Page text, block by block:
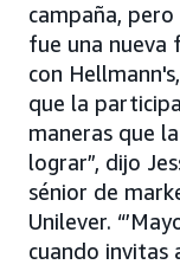
campaña,
fue una nueva
con
que la
maneras que
lograr”, dijo
sénior de
Unilever.
cuando invitas